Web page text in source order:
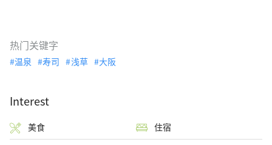
热门关键字
温泉 寿司 浅草 大阪
Interest
美食 住宿